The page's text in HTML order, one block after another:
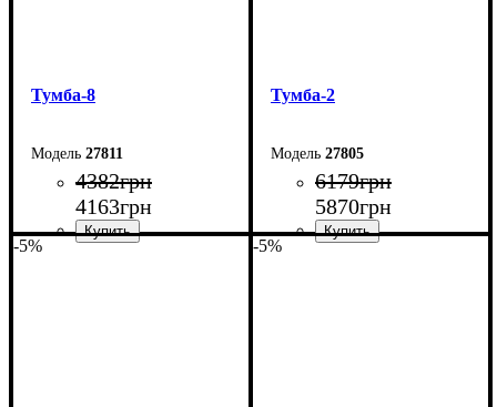
Тумба-8
27811
4382грн
4163грн
Тумба-2
27805
6179грн
5870грн
-5% -5%